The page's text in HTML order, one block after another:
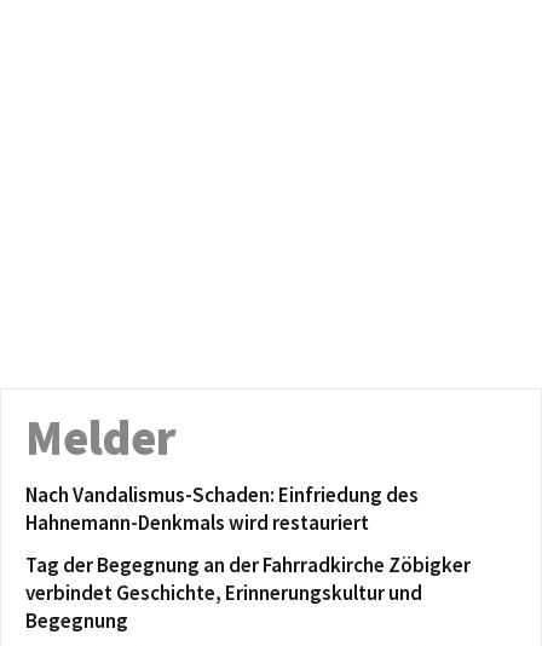
Melder
Nach Vandalismus-Schaden: Einfriedung des
Hahnemann-Denkmals wird restauriert
Tag der Begegnung an der Fahrradkirche Zöbigker
verbindet Geschichte, Erinnerungskultur und
Begegnung